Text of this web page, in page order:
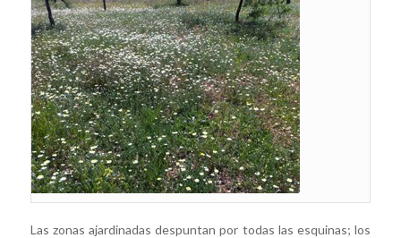
Las zonas ajardinadas despuntan por todas las esquinas; los